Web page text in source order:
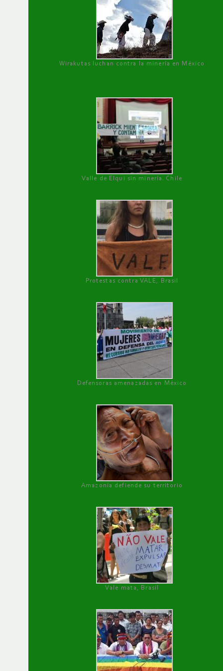
Wirakutas luchan contra la minería en México
Valle de Elqui sin minería. Chile
Protestas contra VALE, Brasil
Defensoras amenazadas en México
Amazonía defiende su territorio
Vale mata, Brasil